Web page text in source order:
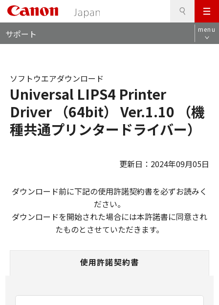
メ
ニ
ュ
サポート menu
Universal LIPS4 Printer
Driver （64bit） Ver.1.10 （機
種共通プリンタードライバー）
ソフトウエアダウンロード
更新日：2024年09月05日
ダウンロード前に下記の使用許諾契約書を必ずお読みく
ださい。
ダウンロードを開始された場合には本許諾書に同意され
たものとさせていただきます。
使用許諾契約書